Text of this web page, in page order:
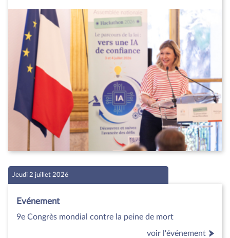
Jeudi 2 juillet 2026
Evénement
9e Congrès mondial contre la peine de mort
voir l'événement